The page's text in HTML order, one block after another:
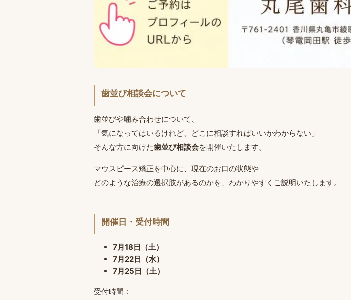
歯並び相談会について
歯並びや噛み合わせについて、
「気になってはいるけれど、どこに相談すればいいかわからない」
そんな方に向けた歯並び相談会を開催いたします。
マウスピース矯正を中心に、現在のお口の状態や
どのような治療の選択肢があるのかを、わかりやすくご説明いたします。
開催日・受付時間
7月18日（土）
7月22日（水）
7月25日（土）
受付時間：